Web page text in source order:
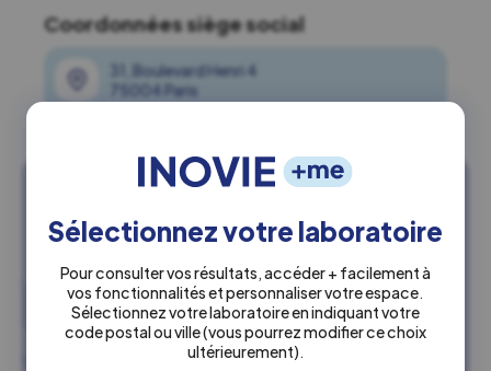
Sélectionnez votre laboratoire
Pour consulter vos résultats, accéder + facilement à
vos fonctionnalités et personnaliser votre espace.
Sélectionnez votre laboratoire en indiquant votre
code postal ou ville(vous pourrez modifier ce choix
ultérieurement)
Coordonnées siège social
31, Boulevard Henri 4
75004 Paris
Trouvez un laboratoire Inovie à
proximité
Retrouvez l'ensemble de nos laboratoires, ou localisez le